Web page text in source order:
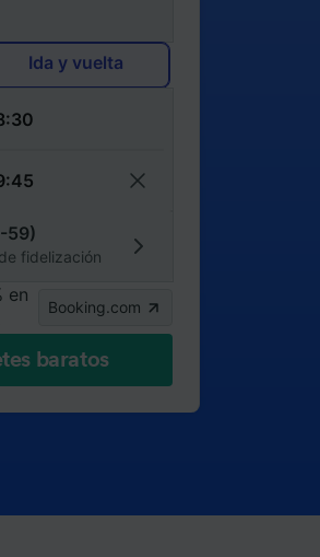
Ida y vuelta
59)
fidelización
en
Booking.com
baratos